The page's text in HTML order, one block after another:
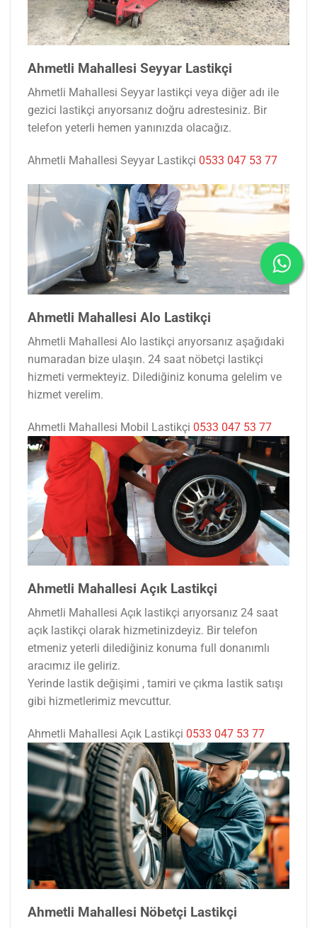
Ahmetli Mahallesi Seyyar Lastikçi
Ahmetli Mahallesi Seyyar lastikçi veya diğer adı ile
gezici lastikçi arıyorsanız doğru adrestesiniz. Bir
telefon yeterli hemen yanınızda olacağız.
Ahmetli Mahallesi Seyyar Lastikçi 0533 047 53 77
Ahmetli Mahallesi Alo Lastikçi
Ahmetli Mahallesi Alo lastikçi arıyorsanız aşağıdaki
numaradan bize ulaşın. 24 saat nöbetçi lastikçi
hizmeti vermekteyiz. Dilediğiniz konuma gelelim ve
hizmet verelim.
Ahmetli Mahallesi Mobil Lastikçi 0533 047 53 77
Ahmetli Mahallesi Açık Lastikçi
Ahmetli Mahallesi Açık lastikçi arıyorsanız 24 saat
açık lastikçi olarak hizmetinizdeyiz. Bir telefon
etmeniz yeterli dilediğiniz konuma full donanımlı
aracımız ile geliriz.
Yerinde lastik değişimi , tamiri ve çıkma lastik satışı
gibi hizmetlerimiz mevcuttur.
Ahmetli Mahallesi Açık Lastikçi 0533 047 53 77
Ahmetli Mahallesi Nöbetçi Lastikçi